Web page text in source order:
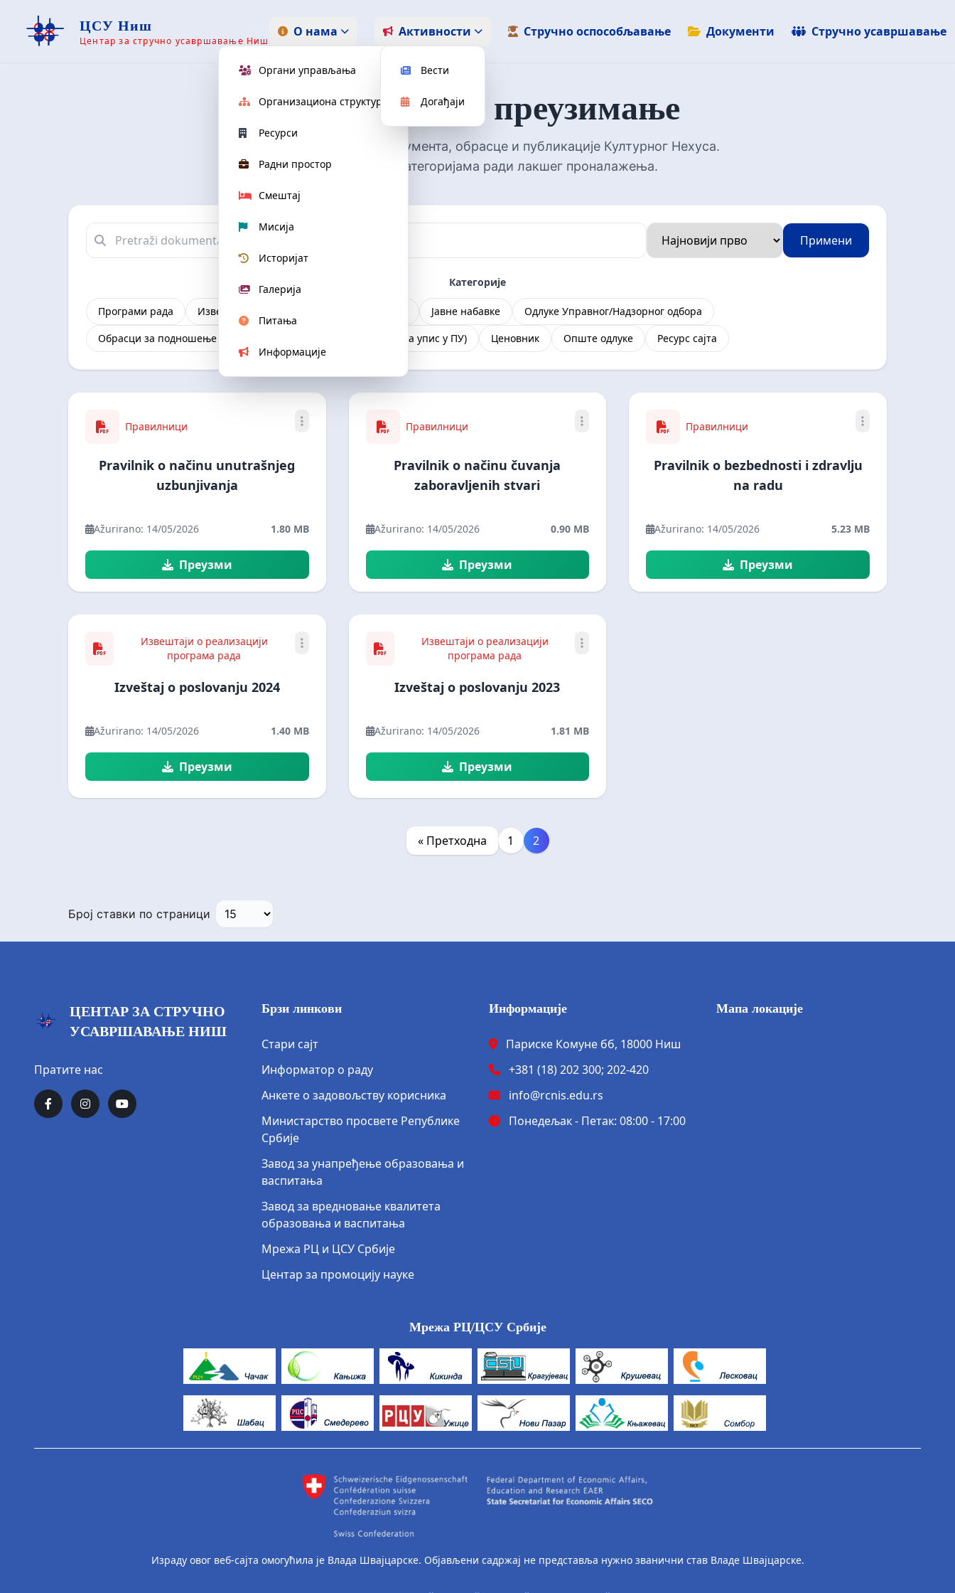
ЦСУ Ниш
Центар за стручно усавршавање Ниш
О нама
Органи управљања
Организациона структура
Ресурси
Радни простор
Смештај
Мисија
Историјат
Галерија
Питања
Информације
Активности
Вести
Догађаји
Стручно оспособљавање Документи Стручно усавршавање
Документи за преузимање
Преузми сва потребна документа, обрасце и публикације Културног Неxуса.
Слажемо их по категоријама ради лакшег проналажења.
Примени
Категорије
Програми рада Извештаји Јавне набавке
Одлуке Управног/Надзорног одбора
Обрасци за подношење захтева
Додатна документација (за упис у ПУ) Ценовник Опште одлуке Ресурс сајта
Правилници
Pravilnik o načinu unutrašnjeg
uzbunjivanja
Ažurirano: 14/05/2026 1.80 MB
Преузми
Правилници
Pravilnik o načinu čuvanja
zaboravljenih stvari
Ažurirano: 14/05/2026 0.90 MB
Преузми
Правилници
Pravilnik o bezbednosti i zdravlju
na radu
Ažurirano: 14/05/2026 5.23 MB
Преузми
Извештаји о реализацији
програма рада
Izveštaj o poslovanju 2024
Ažurirano: 14/05/2026 1.40 MB
Преузми
Извештаји о реализацији
програма рада
Izveštaj o poslovanju 2023
Ažurirano: 14/05/2026 1.81 MB
Преузми
« Претходна 1 2
Број ставки по страници
ЦЕНТАР ЗА СТРУЧНО
УСАВРШАВАЊЕ НИШ
Пратите нас
Брзи линкови
Стари сајт
Информатор о раду
Анкете о задовољству корисника
Министарство просвете Републике
Србије
Завод за унапређење образовања и
васпитања
Завод за вредновање квалитета
образовања и васпитања
Мрежа РЦ и ЦСУ Србије
Центар за промоцију науке
Информације
Париске Комуне бб, 18000 Ниш
+381 (18) 202 300; 202-420
info@rcnis.edu.rs
Понедељак - Петак: 08:00 - 17:00
Мапа локације
Мрежа РЦ/ЦСУ Србије
Израду овог веб-сајта омогућила је Влада Швајцарске. Објављени садржај не представља нужно званични став Владе Швајцарске.